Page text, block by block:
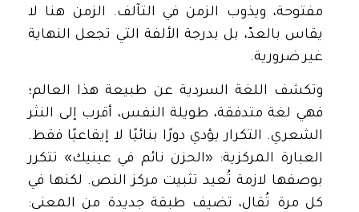
مفتوحة، ويذوب الزمن في التآلف. الزمن هنا لا
يقاس بالعدّ، بل بدرجة الألفة التي تجعل النهاية
غير ضرورية.
وتكشف اللغة السردية عن طبيعة هذا العالم؛
فهي لغة متدفقة، طويلة النفس، أقرب إلى النثر
الشعري. التكرار يؤدي دورًا بنائيًا لا إيقاعيًا فقط.
العبارة المركزية: «الحزن نائم في عينيك» تتكرر
بوصفها لازمة تُعيد تثبيت مركز النص. لكنها في
كل مرة تُقال، تضيف طبقة جديدة من المعنى: